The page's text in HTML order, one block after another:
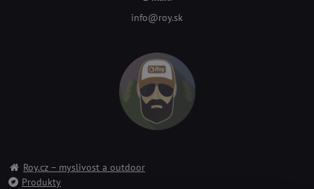
info@roy.sk
Roy.cz – myslivost a outdoor
Produkty